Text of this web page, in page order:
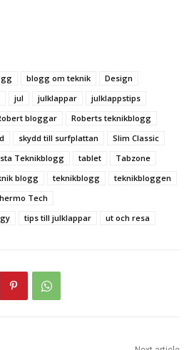
blogg om teknik
Design
jul julklappar
julklappstips
bloggar
Roberts teknikblogg
skydd till surfplattan
Slim Classic
Teknikblogg tablet
Tabzone
blogg teknikblogg
teknikbloggen
Tech
tips till julklappar ut och resa